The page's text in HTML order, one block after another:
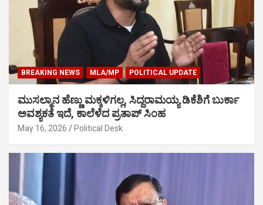
BREAKING NEWS MLA/MP POLITICAL UPDATE
ಮುಸಲ್ಮಾನ ಹೆಣ್ಣು ಮಕ್ಕಳಿಗಲ್ಲ, ಸಿದ್ದರಾಮಯ್ಯ ಡಿಕೆಶಿಗೆ ಬುರ್ಕಾ
ಅವಶ್ಯಕತೆ ಇದೆ, ಕಾಲೆಳೆದ ಪ್ರತಾಪ್ ಸಿಂಹ
May 16, 2026 Political Desk